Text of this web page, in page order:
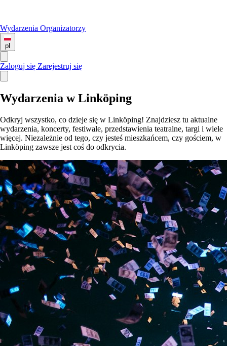
Wydarzenia Organizatorzy
pl
Zaloguj się Zarejestruj się
Wydarzenia w Linköping
Odkryj wszystko, co dzieje się w Linköping! Znajdziesz tu aktualne
wydarzenia, koncerty, festiwale, przedstawienia teatralne, targi i wiele
więcej. Niezależnie od tego, czy jesteś mieszkańcem, czy gościem, w
Linköping zawsze jest coś do odkrycia.